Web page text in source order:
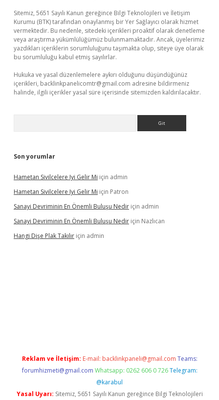
Sitemiz, 5651 Sayılı Kanun gereğince Bilgi Teknolojileri ve İletişim
Kurumu (BTK) tarafından onaylanmış bir Yer Sağlayıcı olarak hizmet
vermektedir. Bu nedenle, sitedeki içerikleri proaktif olarak denetleme
veya araştırma yükümlülüğümüz bulunmamaktadır. Ancak, üyelerimiz
yazdıkları içeriklerin sorumluluğunu taşımakta olup, siteye üye olarak
bu sorumluluğu kabul etmiş sayılırlar.
Hukuka ve yasal düzenlemelere aykırı olduğunu düşündüğünüz
içerikleri, backlinkpanelicomtr@gmail.com adresine bildirmeniz
halinde, ilgili içerikler yasal süre içerisinde sitemizden kaldırılacaktır.
Son yorumlar
Hametan Sivilcelere Iyi Gelir Mi için admin
Hametan Sivilcelere Iyi Gelir Mi için Patron
Sanayi Devriminin En Önemli Buluşu Nedir için admin
Sanayi Devriminin En Önemli Buluşu Nedir için Nazlıcan
Hangi Dişe Plak Takılır için admin
Reklam ve İletişim: E-mail: backlinkpaneli@gmail.com Teams:
forumhizmeti@gmail.com Whatsapp: 0262 606 0 726 Telegram:
@karabul
Yasal Uyarı: Sitemiz, 5651 Sayılı Kanun gereğince Bilgi Teknolojileri